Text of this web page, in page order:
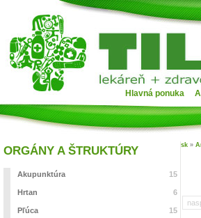
Hlavná ponuka
sk »
ORGÁNY A ŠTRUKTÚRY
Akupunktúra 15
Hrtan 6
Pľúca 15